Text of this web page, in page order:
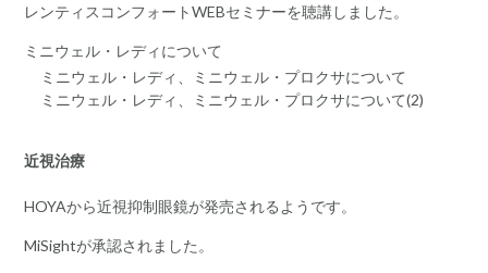
レンティスコンフォートWEBセミナーを聴講しました。
ミニウェル・レディについて
ミニウェル・レディ、ミニウェル・プロクサについて
ミニウェル・レディ、ミニウェル・プロクサについて(2)
近視治療
HOYAから近視抑制眼鏡が発売されるようです。
MiSightが承認されました。